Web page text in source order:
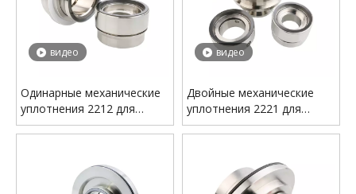
видео
Одинарные механические
уплотнения 2212 для
технологических насосов
видео
Двойные механические
уплотнения 2221 для
технологических насосов
AHLSTAR